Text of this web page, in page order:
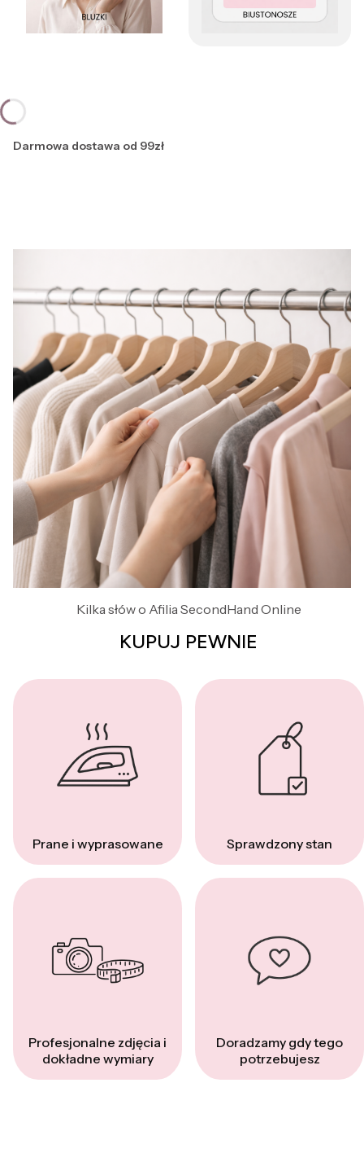
Darmowa dostawa od 99zł
Kilka słów o Afilia SecondHand Online
KUPUJ PEWNIE
Prane i wyprasowane Sprawdzony stan
Profesjonalne zdjęcia i
dokładne wymiary
Doradzamy gdy tego
potrzebujesz